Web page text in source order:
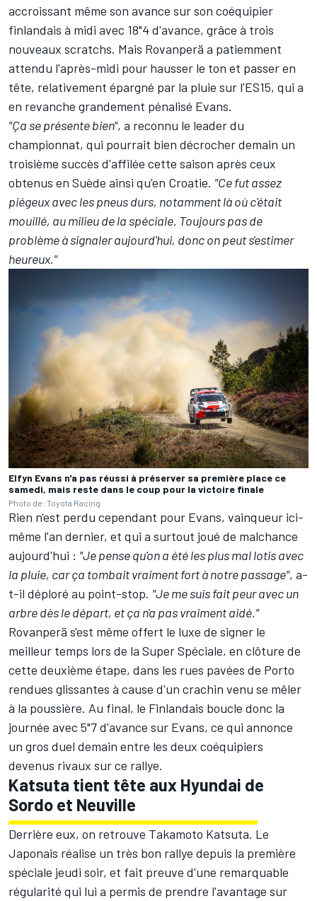
accroissant même son avance sur son coéquipier
finlandais à midi avec 18"4 d'avance, grâce à trois
nouveaux scratchs. Mais Rovanperä a patiemment
attendu l'après-midi pour hausser le ton et passer en
tête, relativement épargné par la pluie sur l'ES15, qui a
en revanche grandement pénalisé Evans.
"Ça se présente bien", a reconnu le leader du
championnat, qui pourrait bien décrocher demain un
troisième succès d'affilée cette saison après ceux
obtenus en Suède ainsi qu'en Croatie. "Ce fut assez
piégeux avec les pneus durs, notamment là où c'était
mouillé, au milieu de la spéciale. Toujours pas de
problème à signaler aujourd'hui, donc on peut s'estimer
heureux."
Elfyn Evans n'a pas réussi à préserver sa première place ce
samedi, mais reste dans le coup pour la victoire finale
Photo de: Toyota Racing
Rien n'est perdu cependant pour Evans, vainqueur ici-
même l'an dernier, et qui a surtout joué de malchance
aujourd'hui : "Je pense qu'on a été les plus mal lotis avec
la pluie, car ça tombait vraiment fort à notre passage", a-
t-il déploré au point-stop. "Je me suis fait peur avec un
arbre dès le départ, et ça n'a pas vraiment aidé."
Rovanperä s'est même offert le luxe de signer le
meilleur temps lors de la Super Spéciale, en clôture de
cette deuxième étape, dans les rues pavées de Porto
rendues glissantes à cause d'un crachin venu se mêler
à la poussière. Au final, le Finlandais boucle donc la
journée avec 5"7 d'avance sur Evans, ce qui annonce
un gros duel demain entre les deux coéquipiers
devenus rivaux sur ce rallye.
Katsuta tient tête aux Hyundai de
Sordo et Neuville
Derrière eux, on retrouve Takamoto Katsuta. Le
Japonais réalise un très bon rallye depuis la première
spéciale jeudi soir, et fait preuve d'une remarquable
régularité qui lui a permis de prendre l'avantage sur